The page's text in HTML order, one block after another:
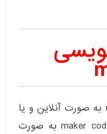
میکروبیت را میتوان با maker code به صورت آنلاین و یا
ادیتور پایتون برنامه نویسی کرد. maker code به صورت